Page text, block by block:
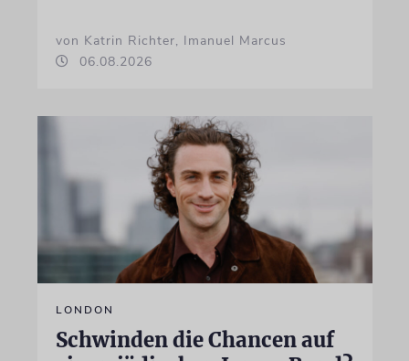
von Katrin Richter, Imanuel Marcus
06.08.2026
LONDON
Schwinden die Chancen auf